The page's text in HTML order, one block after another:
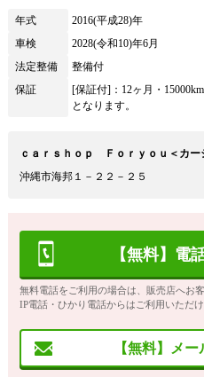
年式 2016(平成28)年
車検
2028(令和10)年6月
法定整備
整備付
保証
[保証付]：12ヶ月・
となります。
ｃａｒｓｈｏｐ Ｆｏｒｙｏｕ＜カー
沖縄市海邦１－２２－２５
【無料】電
無料電話をご利用の場合は、販売店へお
IP電話・ひかり電話からはご利用いただけ
【無料】メ